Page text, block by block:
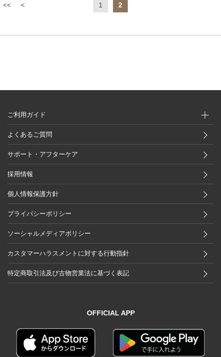
<< < 1 2
ご利用ガイド
よくあるご質問
サポート・アフターケア
採用情報
個人情報保護方針
プライバシーポリシー
ソーシャルメディアポリシー
カスタマーハラスメントに対する行動指針
特定商取引法及び古物営業法に基づく表記
OFFICIAL APP